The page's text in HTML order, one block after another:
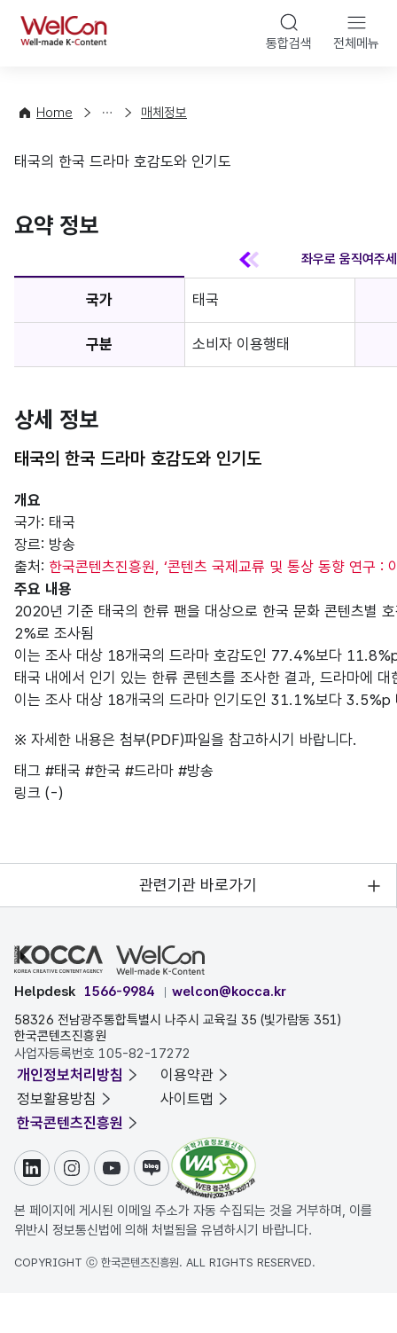
WelCon 통합검색 전체메뉴
Home
컨
팅
해
기
정
매체정보
매체정보
태국의 한국 드라마 호감도와 인기도
요약 정보
국가 태국
구분 소비자 이용행태
상세 정보
태국의 한국 드라마 호감도와 인기도
개요
국가: 태국
장르: 방송
출처: 한국콘텐츠진흥원, ‘콘텐츠 국제교류 및 통상 동향 연구 :
주요 내용
2020년 기준 태국의 한류 팬을 대상으로 한국 문화 콘텐츠별
2%로 조사됨
이는 조사 대상 18개국의 드라마 호감도인 77.4%보다
태국 내에서 인기 있는 한류 콘텐츠를 조사한 결과, 드라마에
이는 조사 대상 18개국의 드라마 인기도인 31.1%보다 3.5%p
※ 자세한 내용은 첨부(PDF)파일을 참고하시기 바랍니다.
태그 #태국 #한국 #드라마 #방송
링크 (-)
관련기관 바로가기
Helpdesk 1566-9984
welcon@kocca.kr
58326 전남광주통합특별시 나주시 교육길 35 (빛가람동 351)
한국콘텐츠진흥원
사업자등록번호 105-82-17272
개인정보처리방침
이용약관
정보활용방침
사이트맵
한국콘텐츠진흥원
링크드인인스타그램
유튜브블로그
본 페이지에 게시된 이메일 주소가 자동 수집되는 것을 거부하며, 이를
위반시 정보통신법에 의해 처벌됨을 유념하시기 바랍니다.
COPYRIGHT ⓒ 한국콘텐츠진흥원. ALL RIGHTS RESERVED.